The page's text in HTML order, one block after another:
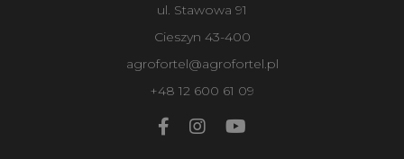
ul. Stawowa 91
Cieszyn 43-400
agrofortel@agrofortel.pl
+48 12 600 61 09